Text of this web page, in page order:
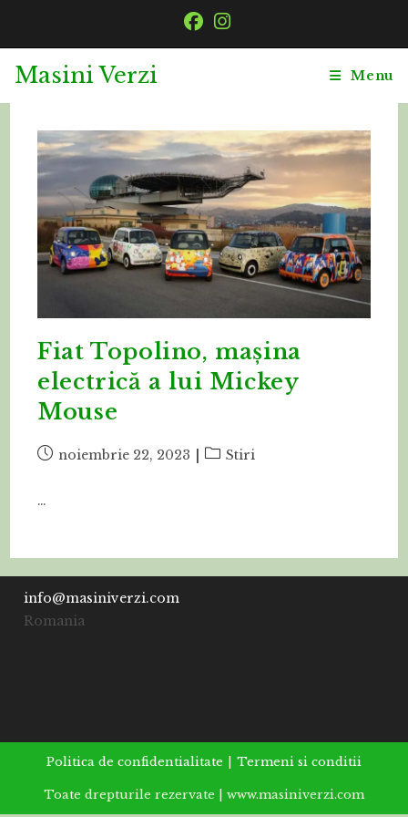
Masini Verzi Menu
Fiat Topolino, mașina
electrică a lui Mickey
Mouse
Postnoiembrie 22, 2023
PostStiri
…
info@masiniverzi.com
Romania
Politica de confidentialitate Termeni si conditii
Toate drepturile rezervate | www.masiniverzi.com